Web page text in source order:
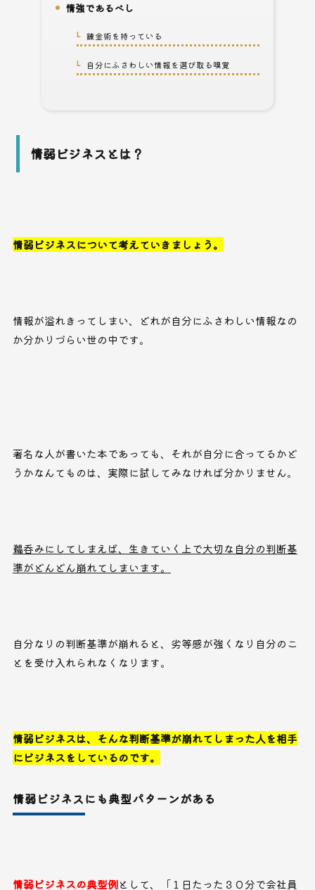
3.
情強であるべし
3-1.錬金術を持っている
3-2.自分にふさわしい情報を選び取る嗅覚
情弱ビジネスとは？
情弱ビジネスについて考えていきましょう。
情報が溢れきってしまい、どれが自分にふさわしい情報なの
か分かりづらい世の中です。
著名な人が書いた本であっても、それが自分に合ってるかど
うかなんてものは、実際に試してみなければ分かりません。
鵜呑みにしてしまえば、生きていく上で大切な自分の判断基
準がどんどん崩れてしまいます。
自分なりの判断基準が崩れると、劣等感が強くなり自分のこ
とを受け入れられなくなります。
情弱ビジネスは、そんな判断基準が崩れてしまった人を相手
にビジネスをしているのです。
情弱ビジネスにも典型パターンがある
情弱ビジネスの典型例として、「１日たった３０分で会社員